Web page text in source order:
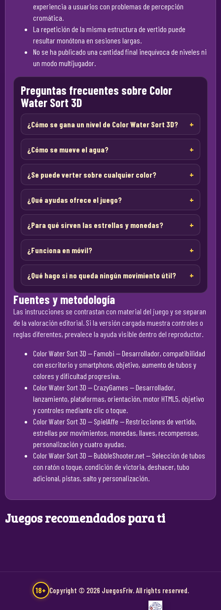
experiencia a usuarios con problemas de percepción
cromática.
La repetición de la misma estructura de vertido puede
resultar monótona en sesiones largas.
No se ha publicado una cantidad final inequívoca de niveles ni
un modo multijugador.
Preguntas frecuentes sobre Color
Water Sort 3D
¿Cómo se gana un nivel de Color Water Sort 3D?
¿Cómo se mueve el agua?
¿Se puede verter sobre cualquier color?
¿Qué ayudas ofrece el juego?
¿Para qué sirven las estrellas y monedas?
¿Funciona en móvil?
¿Qué hago si no queda ningún movimiento útil?
Fuentes y metodología
Las instrucciones se contrastan con material del juego y se separan
de la valoración editorial. Si la versión cargada muestra controles o
reglas diferentes, prevalece la ayuda visible dentro del reproductor.
Color Water Sort 3D — Famobi — Desarrollador, compatibilidad
con escritorio y smartphone, objetivo, aumento de tubos y
colores y dificultad progresiva.
Color Water Sort 3D — CrazyGames — Desarrollador,
lanzamiento, plataformas, orientación, motor HTML5, objetivo
y controles mediante clic o toque.
Color Water Sort 3D — SpielAffe — Restricciones de vertido,
estrellas por movimientos, monedas, llaves, recompensas,
personalización y cuatro ayudas.
Color Water Sort 3D — BubbleShooter.net— Selección de tubos
con ratón o toque, condición de victoria, deshacer, tubo
adicional, pistas, salto y personalización.
Juegos recomendados para ti
18+ Copyright © 2026 JuegosFriv. All rights reserved.